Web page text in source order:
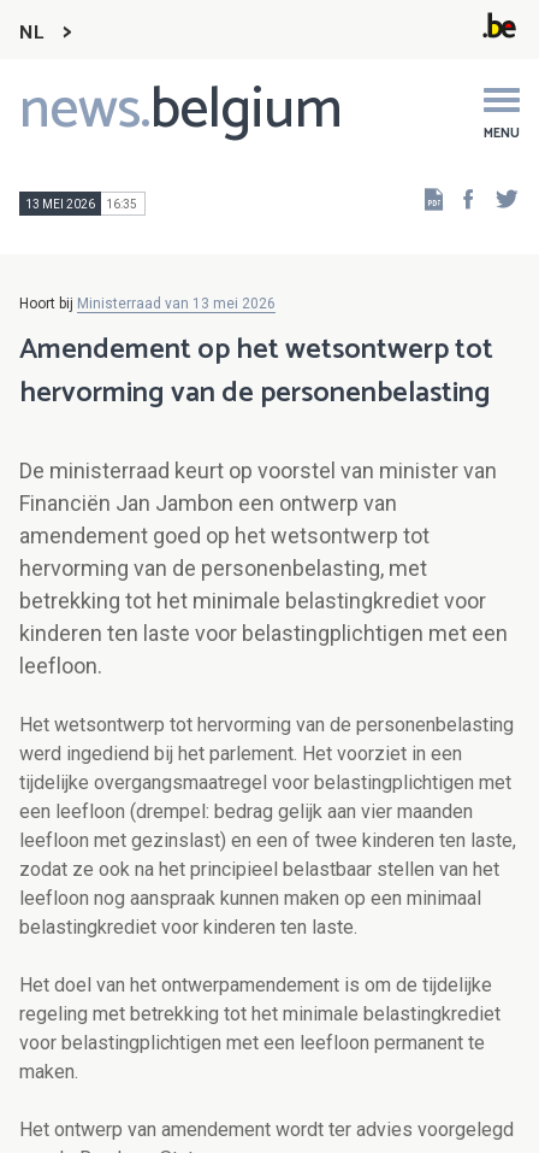
NL
news.belgium MENU
Main
navigation
13 MEI 2026 16:35
Hoort bij Ministerraad van 13 mei 2026
Amendement op het wetsontwerp tot
hervorming van de personenbelasting
De ministerraad keurt op voorstel van minister van
Financiën Jan Jambon een ontwerp van
amendement goed op het wetsontwerp tot
hervorming van de personenbelasting, met
betrekking tot het minimale belastingkrediet voor
kinderen ten laste voor belastingplichtigen met een
leefloon.
Het wetsontwerp tot hervorming van de personenbelasting
werd ingediend bij het parlement. Het voorziet in een
tijdelijke overgangsmaatregel voor belastingplichtigen met
een leefloon (drempel: bedrag gelijk aan vier maanden
leefloon met gezinslast) en een of twee kinderen ten laste,
zodat ze ook na het principieel belastbaar stellen van het
leefloon nog aanspraak kunnen maken op een minimaal
belastingkrediet voor kinderen ten laste.
Het doel van het ontwerpamendement is om de tijdelijke
regeling met betrekking tot het minimale belastingkrediet
voor belastingplichtigen met een leefloon permanent te
maken.
Het ontwerp van amendement wordt ter advies voorgelegd